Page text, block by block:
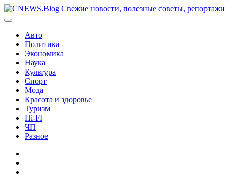
Перейти
к
Авто
Политика
Экономика
Наука
Культура
Спорт
Мода
Красота и здоровье
Туризм
Hi-FI
ЧП
Разное